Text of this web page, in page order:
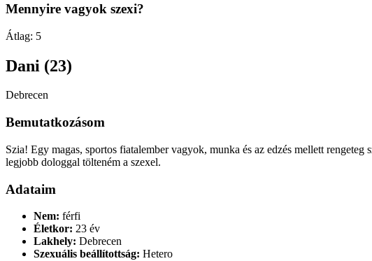
Mennyire vagyok szexi?
Átlag: 5
Dani (23)
Debrecen
Bemutatkozásom
Szia! Egy magas, sportos fiatalember vagyok, munka és az edzés mellett
legjobb dologgal tölteném a szexel.
Adataim
Nem: férfi
Életkor: 23 év
Lakhely: Debrecen
Szexuális beállítottság: Hetero